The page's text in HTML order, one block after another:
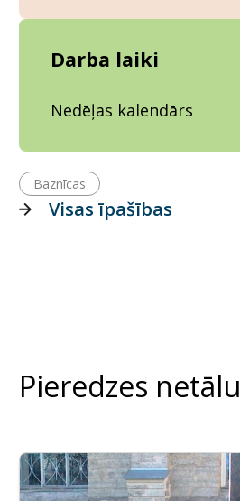
Darba laiki
Nedēļas kalendārs
Baznīcas
Visas īpašības
Pieredzes netālu